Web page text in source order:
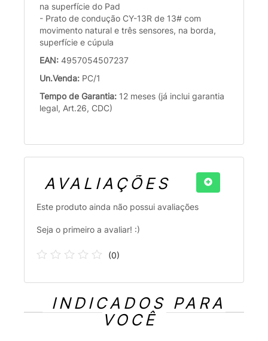
na superfície do Pad
- Prato de condução CY-13R de 13# com
movimento natural e três sensores, na borda,
superfície e cúpula
EAN: 4957054507237
Un.Venda: PC/1
Tempo de Garantia: 12 meses (já inclui garantia
legal, Art.26, CDC)
AVALIAÇÕES
Este produto ainda não possui avaliações
Seja o primeiro a avaliar! :)
(0)
INDICADOS PARA
VOCÊ